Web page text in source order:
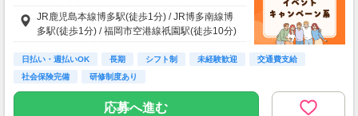
JR鹿児島本線博多駅(徒歩1分) / JR博多南線博
多駅(徒歩1分) / 福岡市空港線祇園駅(徒歩10分)
日払い・週払いOK 長期 シフト制 未経験歓迎
交通費支給
社会保険完備
研修制度あり
応募へ進む